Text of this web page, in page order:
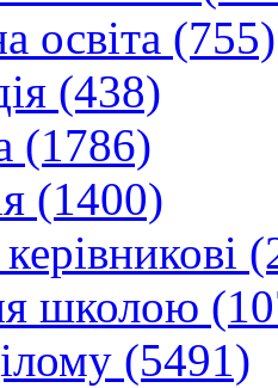
освіта (755)
(438)
(1786)
(1400)
школою
(5491)